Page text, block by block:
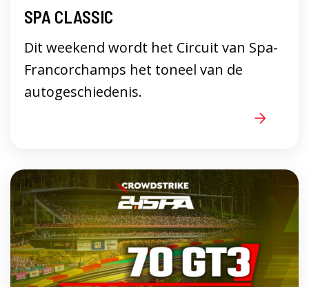
SPA CLASSIC
Dit weekend wordt het Circuit van Spa-
Francorchamps het toneel van de
autogeschiedenis.